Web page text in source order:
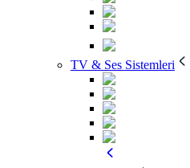
TV & Ses Sistemleri